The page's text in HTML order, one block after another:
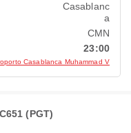
Casablanc
a
CMN
23:00
Casablanca Muhammad V
(PGT)